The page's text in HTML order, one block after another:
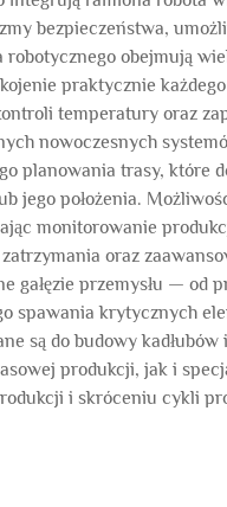
bezpieczeństwa,
obejmują
praktycznie
temperatury oraz
nowoczesnych
planowania trasy, które
jego położenia.
monitorowanie
oraz
gałęzie przemysłu — od
spawania krytycznych
są do budowy kadłubów
produkcji, jak i
i skróceniu cykli